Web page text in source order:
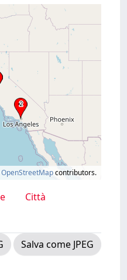
OpenStreetMapcontributors.
Città
Salva come JPEG